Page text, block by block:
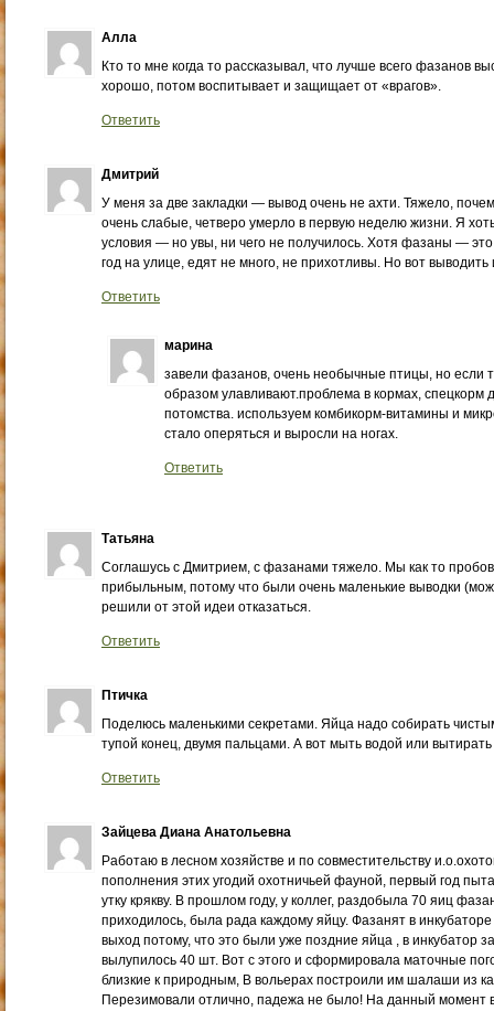
Алла
Кто то мне когда то рассказывал, что лучше всего фазанов
хорошо, потом воспитывает и защищает от «врагов».
Ответить
Дмитрий
У меня за две закладки — вывод очень не ахти. Тяжело,
очень слабые, четверо умерло в первую неделю жизни. Я
условия — но увы, ни чего не получилось. Хотя фазаны —
год на улице, едят не много, не прихотливы. Но вот
Ответить
марина
завели фазанов, очень необычные птицы, но если
образом улавливают.проблема в кормах, спецкорм
потомства. используем комбикорм-витамины и
стало оперяться и выросли на ногах.
Ответить
Татьяна
Соглашусь с Дмитрием, с фазанами тяжело. Мы как то
прибыльным, потому что были очень маленькие выводки
решили от этой идеи отказаться.
Ответить
Птичка
Поделюсь маленькими секретами. Яйца надо собирать
тупой конец, двумя пальцами. А вот мыть водой или
Ответить
Зайцева Диана Анатольевна
Работаю в лесном хозяйстве и по совместительству
пополнения этих угодий охотничьей фауной, первый год
утку крякву. В прошлом году, у коллег, раздобыла 70 яиц
приходилось, была рада каждому яйцу. Фазанят в
выход потому, что это были уже поздние яйца , в инкубатор
вылупилось 40 шт. Вот с этого и сформировала маточные
близкие к природным, В вольерах построили им шалаши из
Перезимовали отлично, падежа не было! На данный момент